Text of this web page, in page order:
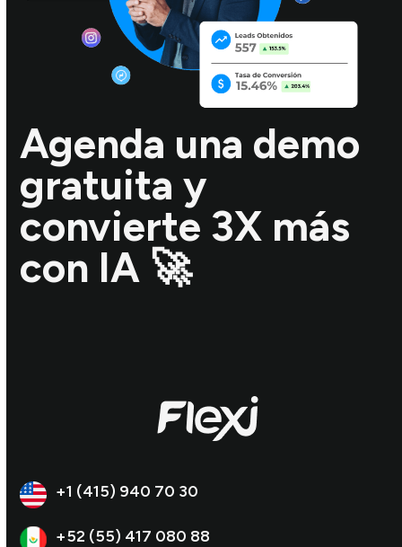
Agenda una demo
gratuita y
convierte 3X más
con IA 🚀
+1 (415) 940 70 30
+52 (55) 417 080 88